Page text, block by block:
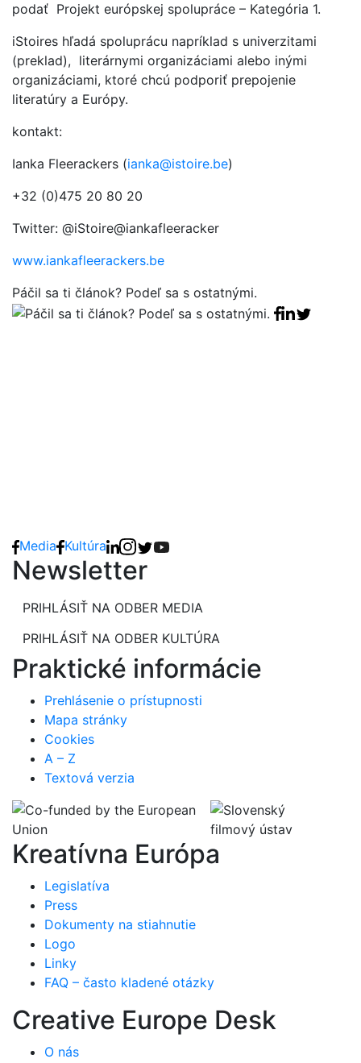
podať Projekt európskej spolupráce – Kategória 1.
iStoires hľadá spoluprácu napríklad s univerzitami
(preklad), literárnymi organizáciami alebo inými
organizáciami, ktoré chcú podporiť prepojenie
literatúry a Európy.
kontakt:
Ianka Fleerackers (ianka@istoire.be)
+32 (0)475 20 80 20
Twitter: @iStoire@iankafleeracker
www.iankafleerackers.be
Páčil sa ti článok? Podeľ sa s ostatnými.
Facebook
Linkedin
Tweet
Media Kultúra
Newsletter
PRIHLÁSIŤ NA ODBER MEDIA
PRIHLÁSIŤ NA ODBER KULTÚRA
Praktické informácie
Prehlásenie o prístupnosti
Mapa stránky
Cookies
A – Z
Textová verzia
Kreatívna Európa
Legislatíva
Press
Dokumenty na stiahnutie
Logo
Linky
FAQ – často kladené otázky
Creative Europe Desk
O nás